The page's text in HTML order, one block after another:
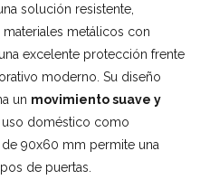
solución resistente,
materiales metálicos con
una excelente protección frente
moderno. Su diseño
un movimiento suave y
uso doméstico como
90x60 mm permite una
de puertas.